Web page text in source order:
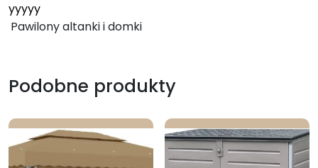
yyyyy
Pawilony altanki i domki
Podobne produkty